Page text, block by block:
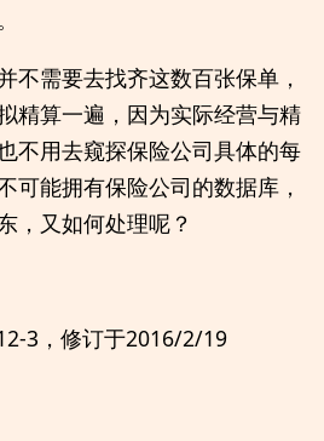
不需要去找齐这数百张保单，
精算一遍，因为实际经营与精
不用去窥探保险公司具体的每
可能拥有保险公司的数据库，
，又如何处理呢？
3，修订于2016/2/19